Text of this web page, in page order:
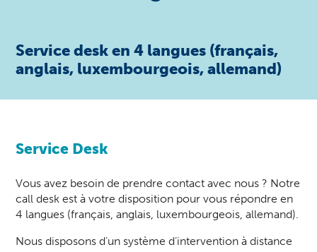
Service desk en 4 langues (français,
anglais, luxembourgeois, allemand)
Service Desk
Vous avez besoin de prendre contact avec nous ? Notre
call desk est à votre disposition pour vous répondre en
4 langues (français, anglais, luxembourgeois, allemand).
Nous disposons d’un système d’intervention à distance